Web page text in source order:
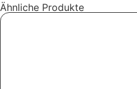
Ähnliche Produkte